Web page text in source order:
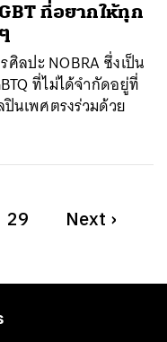
ที่อยากให้ทุก
ลปะ NOBRA ซึ่งเป็น
ที่ไม่ได้จำกัดอยู่ที่
นเพศตรงร่วมด้วย
29 Next›